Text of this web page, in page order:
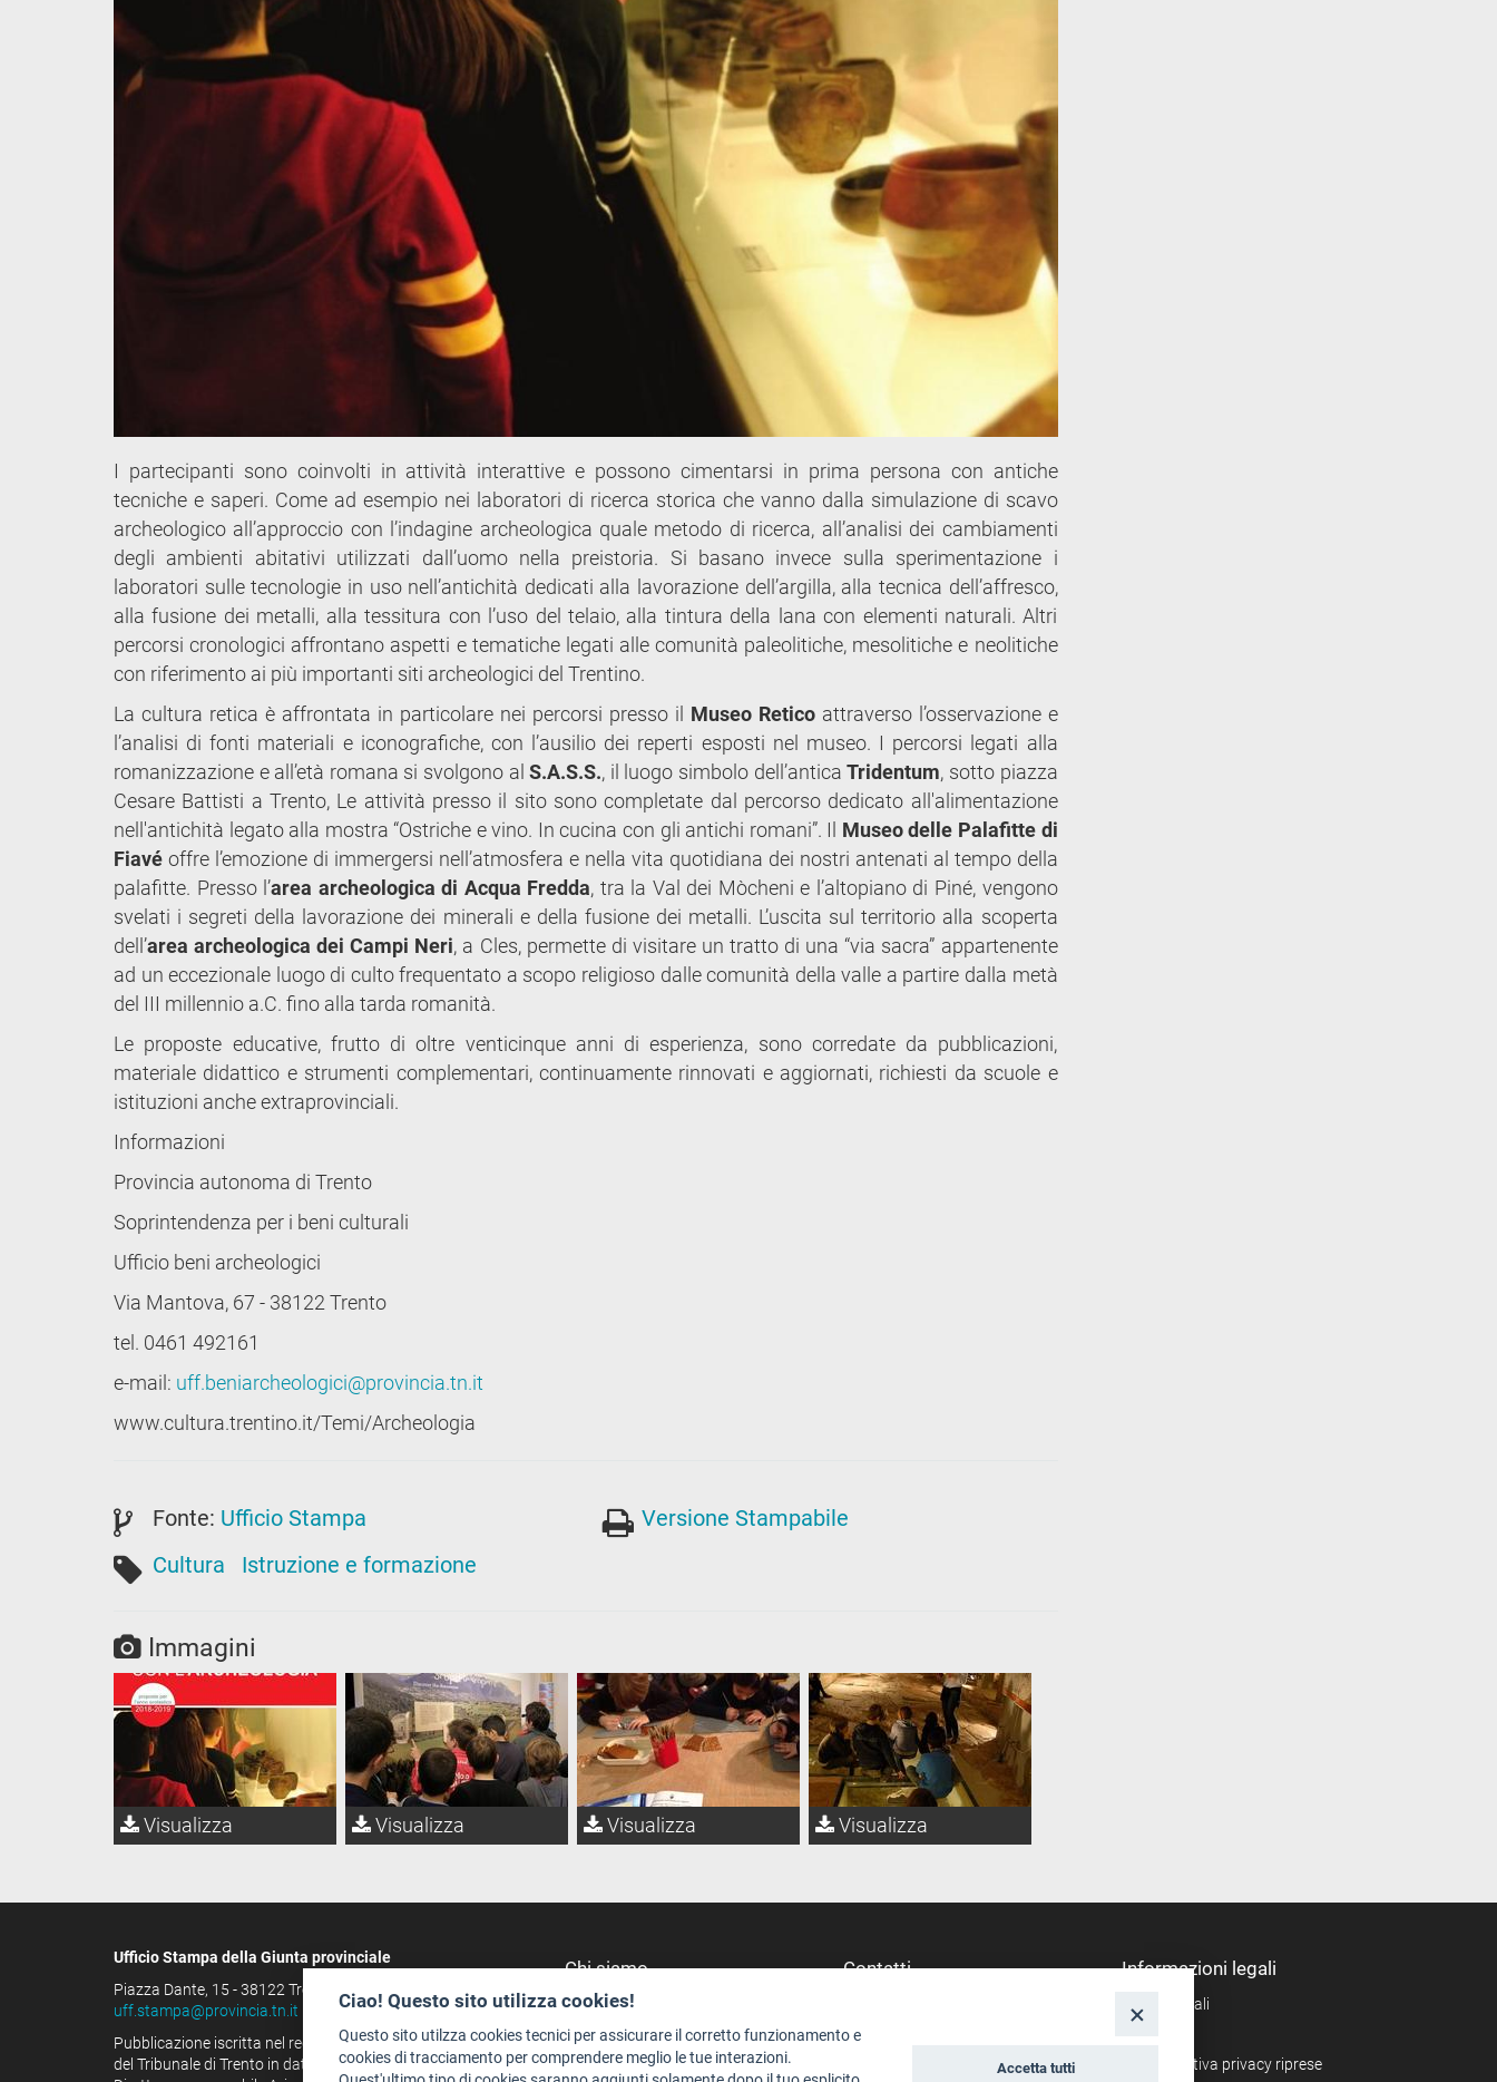
I partecipanti sono coinvolti in attività interattive e possono cimentarsi in prima persona con antiche
tecniche e saperi. Come ad esempio nei laboratori di ricerca storica che vanno dalla simulazione di scavo
archeologico all’approccio con l’indagine archeologica quale metodo di ricerca, all’analisi dei cambiamenti
degli ambienti abitativi utilizzati dall’uomo nella preistoria. Si basano invece sulla sperimentazione i
laboratori sulle tecnologie in uso nell’antichità dedicati alla lavorazione dell’argilla, alla tecnica dell’affresco,
alla fusione dei metalli, alla tessitura con l’uso del telaio, alla tintura della lana con elementi naturali. Altri
percorsi cronologici affrontano aspetti e tematiche legati alle comunità paleolitiche, mesolitiche e neolitiche
con riferimento ai più importanti siti archeologici del Trentino.
La cultura retica è affrontata in particolare nei percorsi presso il Museo Retico attraverso l’osservazione e
l’analisi di fonti materiali e iconografiche, con l’ausilio dei reperti esposti nel museo. I percorsi legati alla
romanizzazione e all’età romana si svolgono alS.A.S.S., il luogo simbolo dell’anticaTridentum, sotto piazza
Cesare Battisti a Trento, Le attività presso il sito sono completate dal percorso dedicato all'alimentazione
nell'antichità legato alla mostra “Ostriche e vino. In cucina con gli antichi romani”. Il Museo delle Palafitte di
Fiavé offre l’emozione di immergersi nell’atmosfera e nella vita quotidiana dei nostri antenati al tempo della
palafitte. Presso l’area archeologica di Acqua Fredda, tra la Val dei Mòcheni e l’altopiano di Piné, vengono
svelati i segreti della lavorazione dei minerali e della fusione dei metalli. L’uscita sul territorio alla scoperta
dell’area archeologica dei Campi Neri, a Cles, permette di visitare un tratto di una “via sacra” appartenente
ad un eccezionale luogo di culto frequentato a scopo religioso dalle comunità della valle a partire dalla metà
del III millennio a.C. fino alla tarda romanità.
Le proposte educative, frutto di oltre venticinque anni di esperienza, sono corredate da pubblicazioni,
materiale didattico e strumenti complementari, continuamente rinnovati e aggiornati, richiesti da scuole e
istituzioni anche extraprovinciali.
Informazioni
Provincia autonoma di Trento
Soprintendenza per i beni culturali
Ufficio beni archeologici
Via Mantova, 67 - 38122 Trento
tel. 0461 492161
e-mail: uff.beniarcheologici@provincia.tn.it
www.cultura.trentino.it/Temi/Archeologia
Fonte: Ufficio Stampa
Cultura
Istruzione e formazione
Versione Stampabile
Immagini
Visualizza Visualizza Visualizza Visualizza
Ufficio Stampa della Giunta provinciale
Piazza Dante, 15 - 38122 Trento (IT)
uff.stampa@provincia.tn.it
Pubblicazione iscritta nel registro della stampa
del Tribunale di Trento in data 13.08.1963 al n. 100
Chi siamo
Redazione
Staff
Format - Centro Audiovisivi
Contatti
Struttura di riferimento
Informazioni legali
Note legali
Informativa privacy riprese
Ciao! Questo sito utilizza cookies!
Questo sito utilzza cookies tecnici per assicurare il corretto funzionamento e
cookies di tracciamento per comprendere meglio le tue interazioni.
Accetta tutti